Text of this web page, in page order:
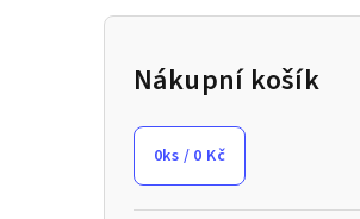
P
Nákupní košík
0ks / 0 Kč